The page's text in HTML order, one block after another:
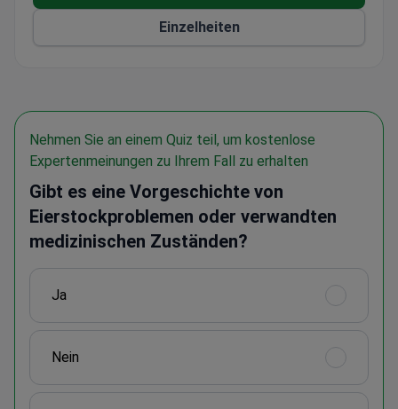
Einzelheiten
Nehmen Sie an einem Quiz teil, um kostenlose
Expertenmeinungen zu Ihrem Fall zu erhalten
Gibt es eine Vorgeschichte von
Eierstockproblemen oder verwandten
medizinischen Zuständen?
Ja
Nein